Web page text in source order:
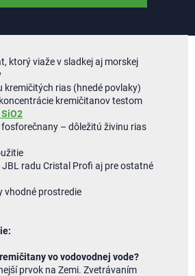
ktorý viaže v sladkej aj morskej
kremičitých rias (hnedé povlaky)
kremičitanov testom
fosforečnany – dôležitú živinu rias
JBL radu Cristal Profi aj pre ostatné
vhodné prostredie
vo vodovodnej vode?
prvok na Zemi. Zvetrávaním